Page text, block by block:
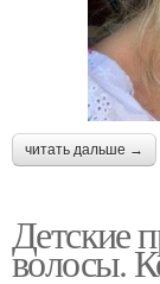
читать дальше →
Детские
волосы.